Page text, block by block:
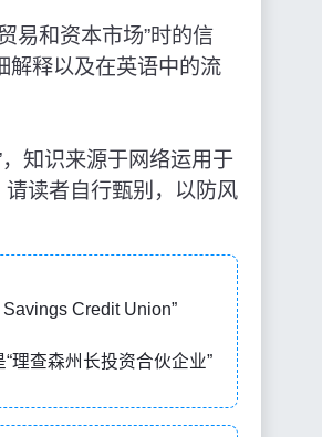
易和资本市场”时的信
解释以及在英语中的流
知识来源于网络运用于
读者自行甄别，以防风
Credit Union”
理查森州长投资合伙企业”